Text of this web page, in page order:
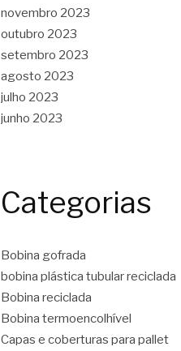
novembro 2023
outubro 2023
setembro 2023
agosto 2023
julho 2023
junho 2023
Categorias
Bobina gofrada
bobina plástica tubular reciclada
Bobina reciclada
Bobina termoencolhível
Capas e coberturas para pallet